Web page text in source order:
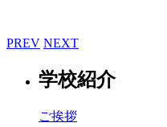
PREV NEXT
学校紹介
ご挨拶